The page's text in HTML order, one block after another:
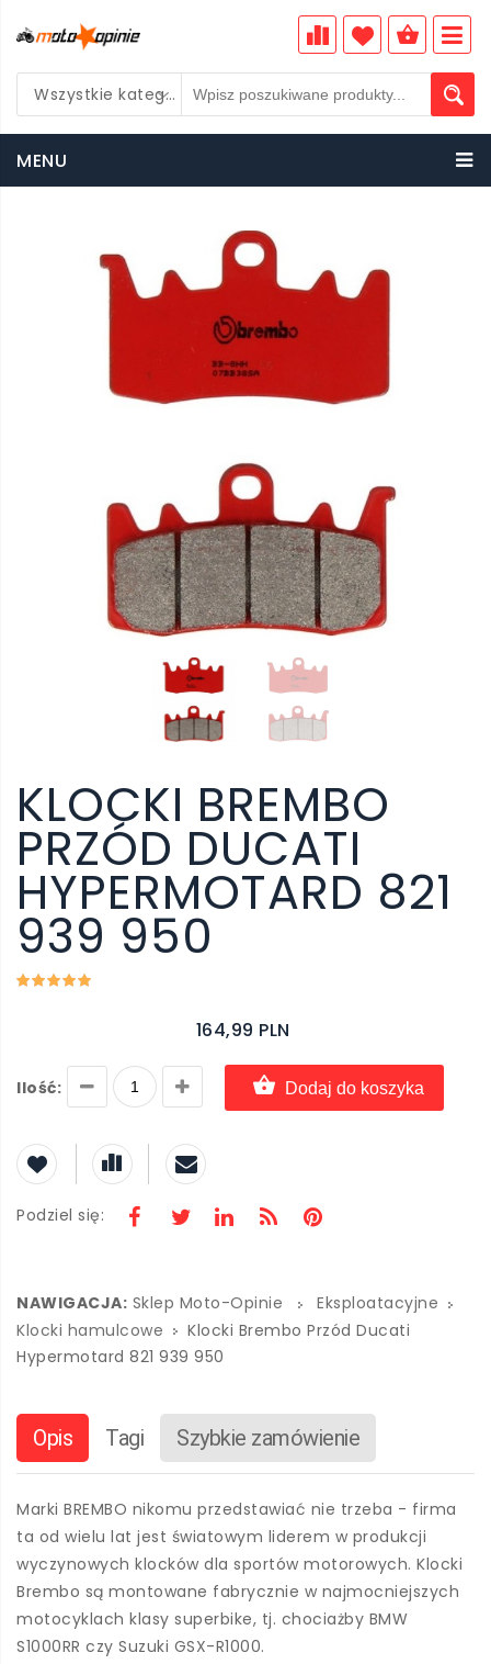
Wszystkie kategorie
MENU
KLOCKI BREMBO
PRZÓD DUCATI
HYPERMOTARD 821
939 950
164,99 PLN
Ilość: Dodaj do koszyka
Podziel się:
NAWIGACJA: Sklep Moto-Opinie
Eksploatacyjne
Klocki hamulcowe
Klocki Brembo Przód Ducati
Hypermotard 821 939 950
Opis Tagi Szybkie zamówienie
Marki BREMBO nikomu przedstawiać nie trzeba - firma
ta od wielu lat jest światowym liderem w produkcji
wyczynowych klocków dla sportów motorowych. Klocki
Brembo są montowane fabrycznie w najmocniejszych
motocyklach klasy superbike, tj. chociażby BMW
S1000RR czy Suzuki GSX-R1000.